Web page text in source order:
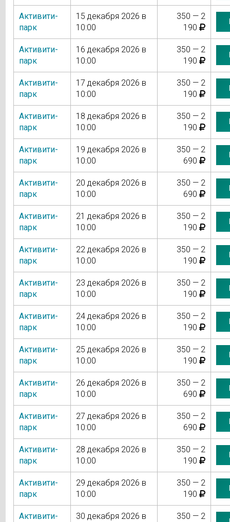
Активити-
парк
15 декабря 2026 в
10:00
350 — 2
190
Активити-
парк
16 декабря 2026 в
10:00
350 — 2
190
Активити-
парк
17 декабря 2026 в
10:00
350 — 2
190
Активити-
парк
18 декабря 2026 в
10:00
350 — 2
190
Активити-
парк
19 декабря 2026 в
10:00
350 — 2
690
Активити-
парк
20 декабря 2026 в
10:00
350 — 2
690
Активити-
парк
21 декабря 2026 в
10:00
350 — 2
190
Активити-
парк
22 декабря 2026 в
10:00
350 — 2
190
Активити-
парк
23 декабря 2026 в
10:00
350 — 2
190
Активити-
парк
24 декабря 2026 в
10:00
350 — 2
190
Активити-
парк
25 декабря 2026 в
10:00
350 — 2
190
Активити-
парк
26 декабря 2026 в
10:00
350 — 2
690
Активити-
парк
27 декабря 2026 в
10:00
350 — 2
690
Активити-
парк
28 декабря 2026 в
10:00
350 — 2
190
Активити-
парк
29 декабря 2026 в
10:00
350 — 2
190
Активити- 30 декабря 2026 в 350 — 2